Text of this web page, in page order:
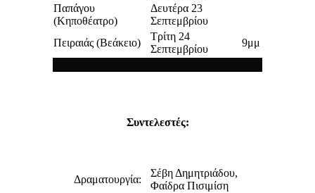
Παπάγου
(Κηποθέατρο)
Δευτέρα 23
Σεπτεμβρίου
Πειραιάς (Βεάκειο)
Τρίτη 24
Σεπτεμβρίου
9μμ
Συντελεστές:
Δραματουργία:
Σέβη Δημητριάδου,
Φαίδρα Πισιμίση